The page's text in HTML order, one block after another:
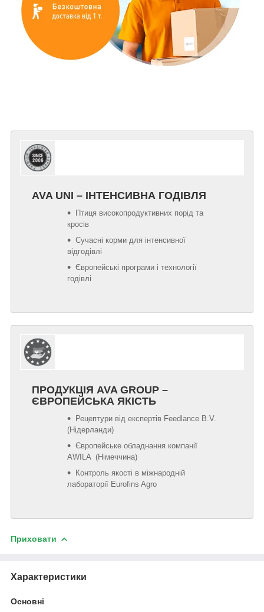
AVA UNI – ІНТЕНСИВНА ГОДІВЛЯ
Птиця високопродуктивних порід та
кросів
Сучасні корми для інтенсивної
відгодівлі
Європейські програми і технології
годівлі
ПРОДУКЦІЯ AVA GROUP –
ЄВРОПЕЙСЬКА ЯКІСТЬ
Рецептури від експертів Feedlance B.V.
(Нідерланди)
Європейське обладнання компанії
AWILA (Німеччина)
Контроль якості в міжнародній
лабораторії Eurofins Agro
Приховати
Характеристики
Основні